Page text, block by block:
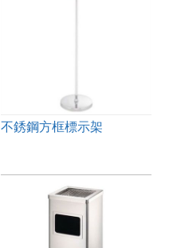
不銹鋼方框標示架